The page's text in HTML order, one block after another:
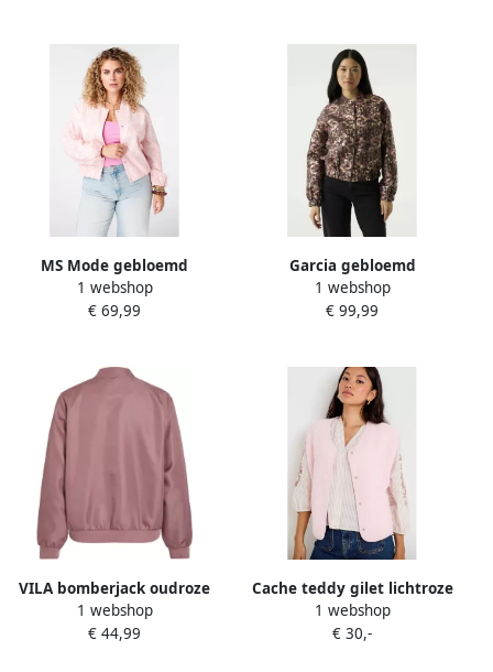
MS Mode gebloemd
jacquard bomberjack Plus
Size lichtroze
1 webshop
€ 69,99
Garcia gebloemd
bomberjack roze
1 webshop
€ 99,99
VILA bomberjack oudroze
1 webshop
€ 44,99
Cache teddy gilet lichtroze
1 webshop
€ 30,-